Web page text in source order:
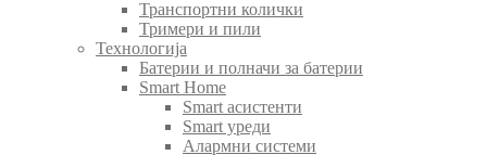
Транспортни колички
Тримери и пили
Технологија
Батерии и полначи за батерии
Smart Home
Smart асистенти
Smart уреди
Алармни системи